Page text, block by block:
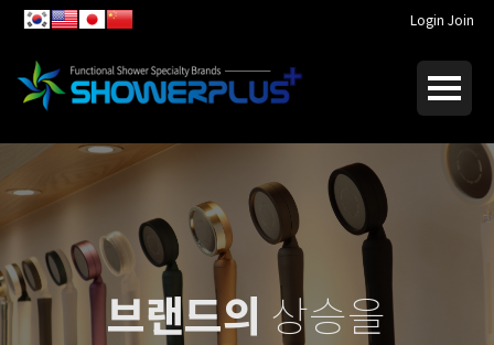
Login Join
브랜드의 상승을